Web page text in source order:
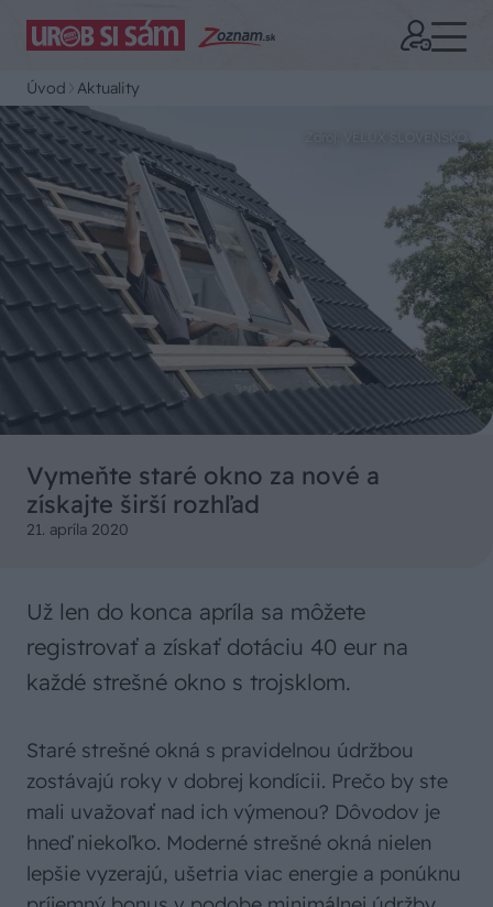
Úvod Aktuality
Vymeňte staré okno za nové a
získajte širší rozhľad
21. apríla 2020
Už len do konca apríla sa môžete
registrovať a získať dotáciu 40 eur na
každé strešné okno s trojsklom.
Staré strešné okná s pravidelnou údržbou
zostávajú roky v dobrej kondícii. Prečo by ste
mali uvažovať nad ich výmenou? Dôvodov je
hneď niekoľko. Moderné strešné okná nielen
lepšie vyzerajú, ušetria viac energie a ponúknu